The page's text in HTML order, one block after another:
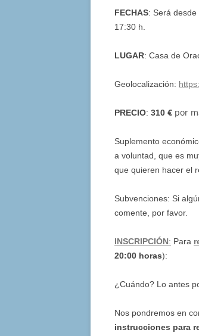
FECHAS: Será
17:30 h.
LUGAR: Casa de
Geolocalización:
PRECIO: 310 € por
Suplemento
a voluntad, que es
que quieren hacer el
Subvenciones: Si
comente, por favor.
INSCRIPCIÓN: Para
20:00 horas):
¿Cuándo? Lo antes
Nos pondremos en
instrucciones para